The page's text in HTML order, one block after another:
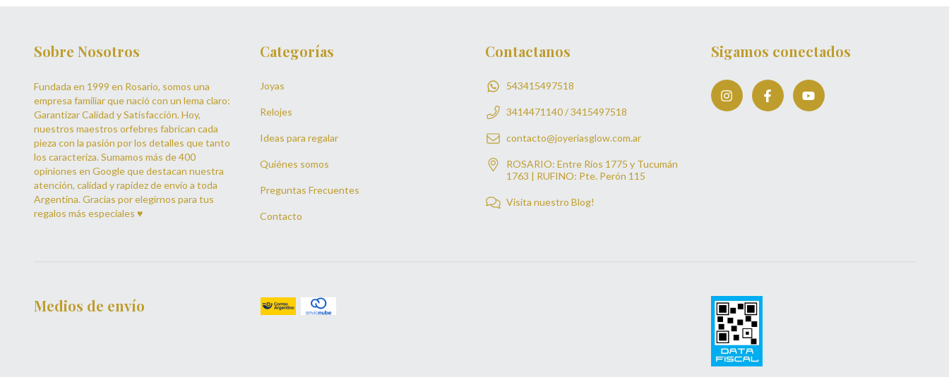
Sobre Nosotros
Fundada en 1999 en Rosario, somos una
empresa familiar que nació con un lema claro:
Garantizar Calidad y Satisfacción. Hoy,
nuestros maestros orfebres fabrican cada
pieza con la pasión por los detalles que tanto
los caracteriza. Sumamos más de 400
opiniones en Google que destacan nuestra
atención, calidad y rapidez de envío a toda
Argentina. Gracias por elegirnos para tus
regalos más especiales ♥
Categorías
Joyas
Relojes
Ideas para regalar
Quiénes somos
Preguntas Frecuentes
Contacto
Contactanos
543415497518
3414471140 / 3415497518
contacto@joyeriasglow.com.ar
ROSARIO: Entre Ríos 1775 y Tucumán
1763 | RUFINO: Pte. Perón 115
Visita nuestro Blog!
Sigamos conectados
Medios de envío